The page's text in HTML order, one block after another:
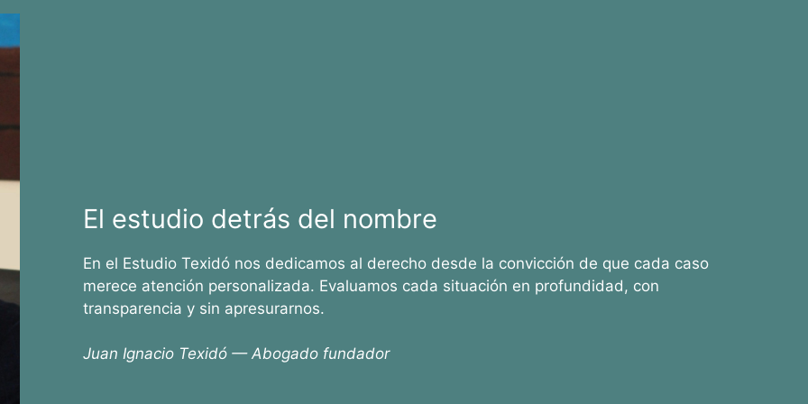
El estudio detrás del nombre
En el Estudio Texidó nos dedicamos al derecho desde la convicción de que cada caso
merece atención personalizada. Evaluamos cada situación en profundidad, con
transparencia y sin apresurarnos.
Juan Ignacio Texidó — Abogado fundador